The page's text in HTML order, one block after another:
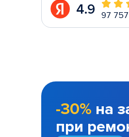
4.9 97
-30% на
при